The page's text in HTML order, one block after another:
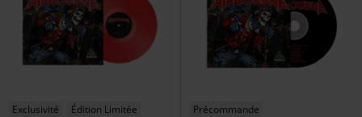
Exclusivité Édition Limitée Précommande